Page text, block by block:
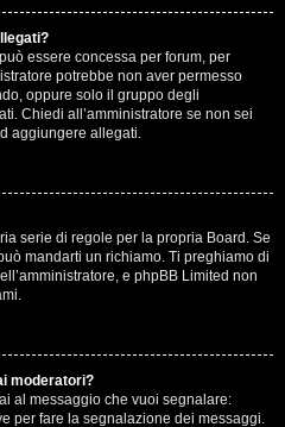
essere concessa per forum, per
potrebbe non aver permesso
oppure solo il gruppo degli
Chiedi all’amministratore se non sei
aggiungere allegati.
serie di regole per la propria Board. Se
mandarti un richiamo. Ti preghiamo di
e phpBB Limited non
moderatori?
al messaggio che vuoi segnalare:
per fare la segnalazione dei messaggi.